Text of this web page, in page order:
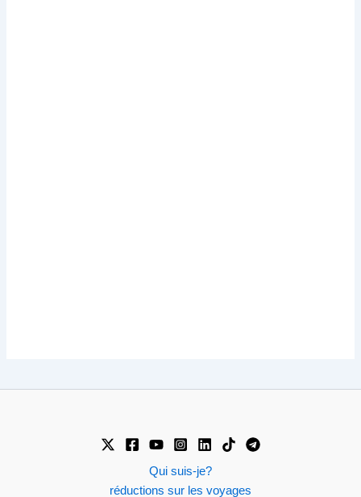
Qui suis-je?
réductions sur les voyages